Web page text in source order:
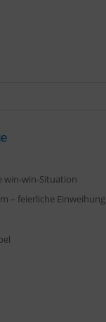
win-win-Situation
– feierliche Einweihung